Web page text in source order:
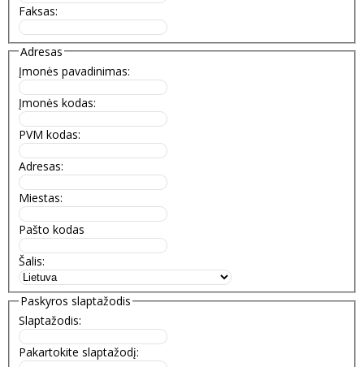
Faksas:
Adresas
Įmonės pavadinimas:
Įmonės kodas:
PVM kodas:
Adresas:
Miestas:
Pašto kodas
Šalis:
Paskyros slaptažodis
Slaptažodis:
Pakartokite slaptažodį: